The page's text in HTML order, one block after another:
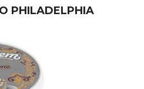
PHILADELPHIA